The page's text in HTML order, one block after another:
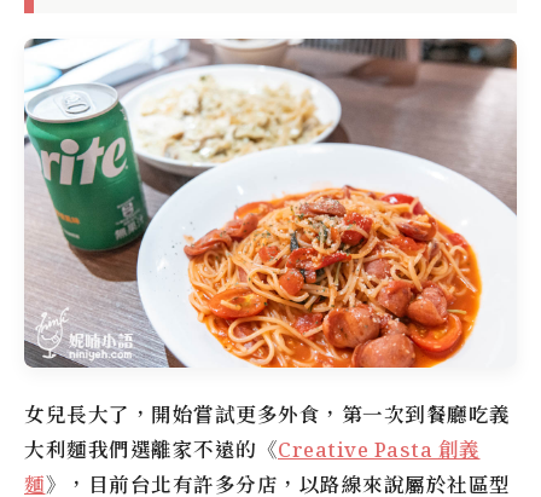
女兒長大了，開始嘗試更多外食，第一次到餐廳吃義
大利麵我們選離家不遠的《Creative Pasta 創義
麵》，目前台北有許多分店，以路線來說屬於社區型